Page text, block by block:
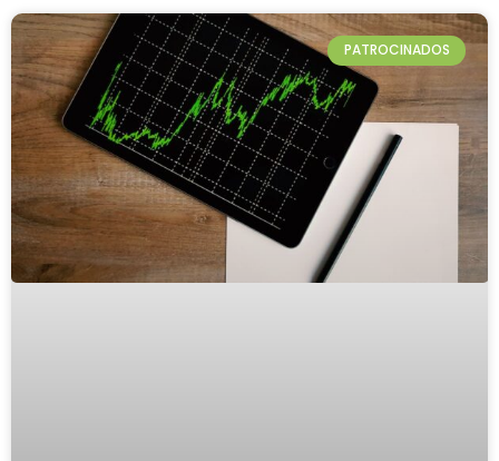
PATROCINADOS